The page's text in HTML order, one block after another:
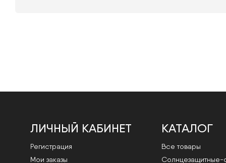
ЛИЧНЫЙ КАБИНЕТ
Регистрация
Мои заказы
КАТАЛОГ
Все товары
Cолнцезащитные-